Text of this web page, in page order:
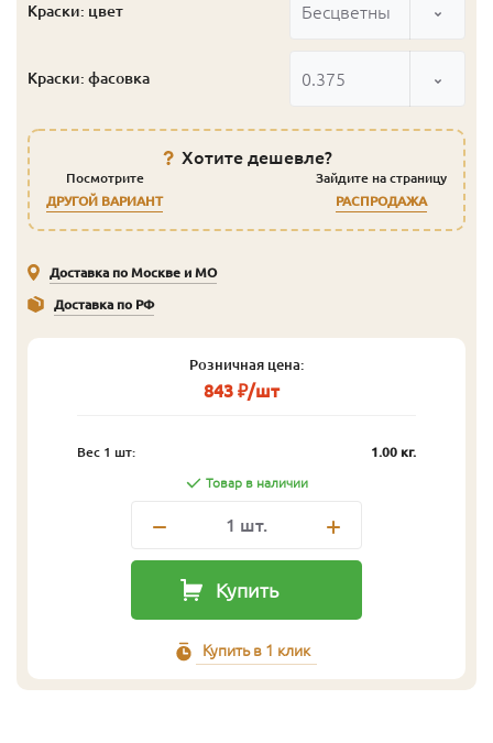
Краски: цвет Бесцветный
Краски: фасовка 0.375
Хотите дешевле?
Посмотрите
ДРУГОЙ ВАРИАНТ
Зайдите на страницу
РАСПРОДАЖА
Доставка по Москве и МО
Доставка по РФ
Розничная цена:
843 ₽/шт
Вес 1 шт: 1.00 кг.
Товар в наличии
1 шт.
Купить
Купить в 1 клик